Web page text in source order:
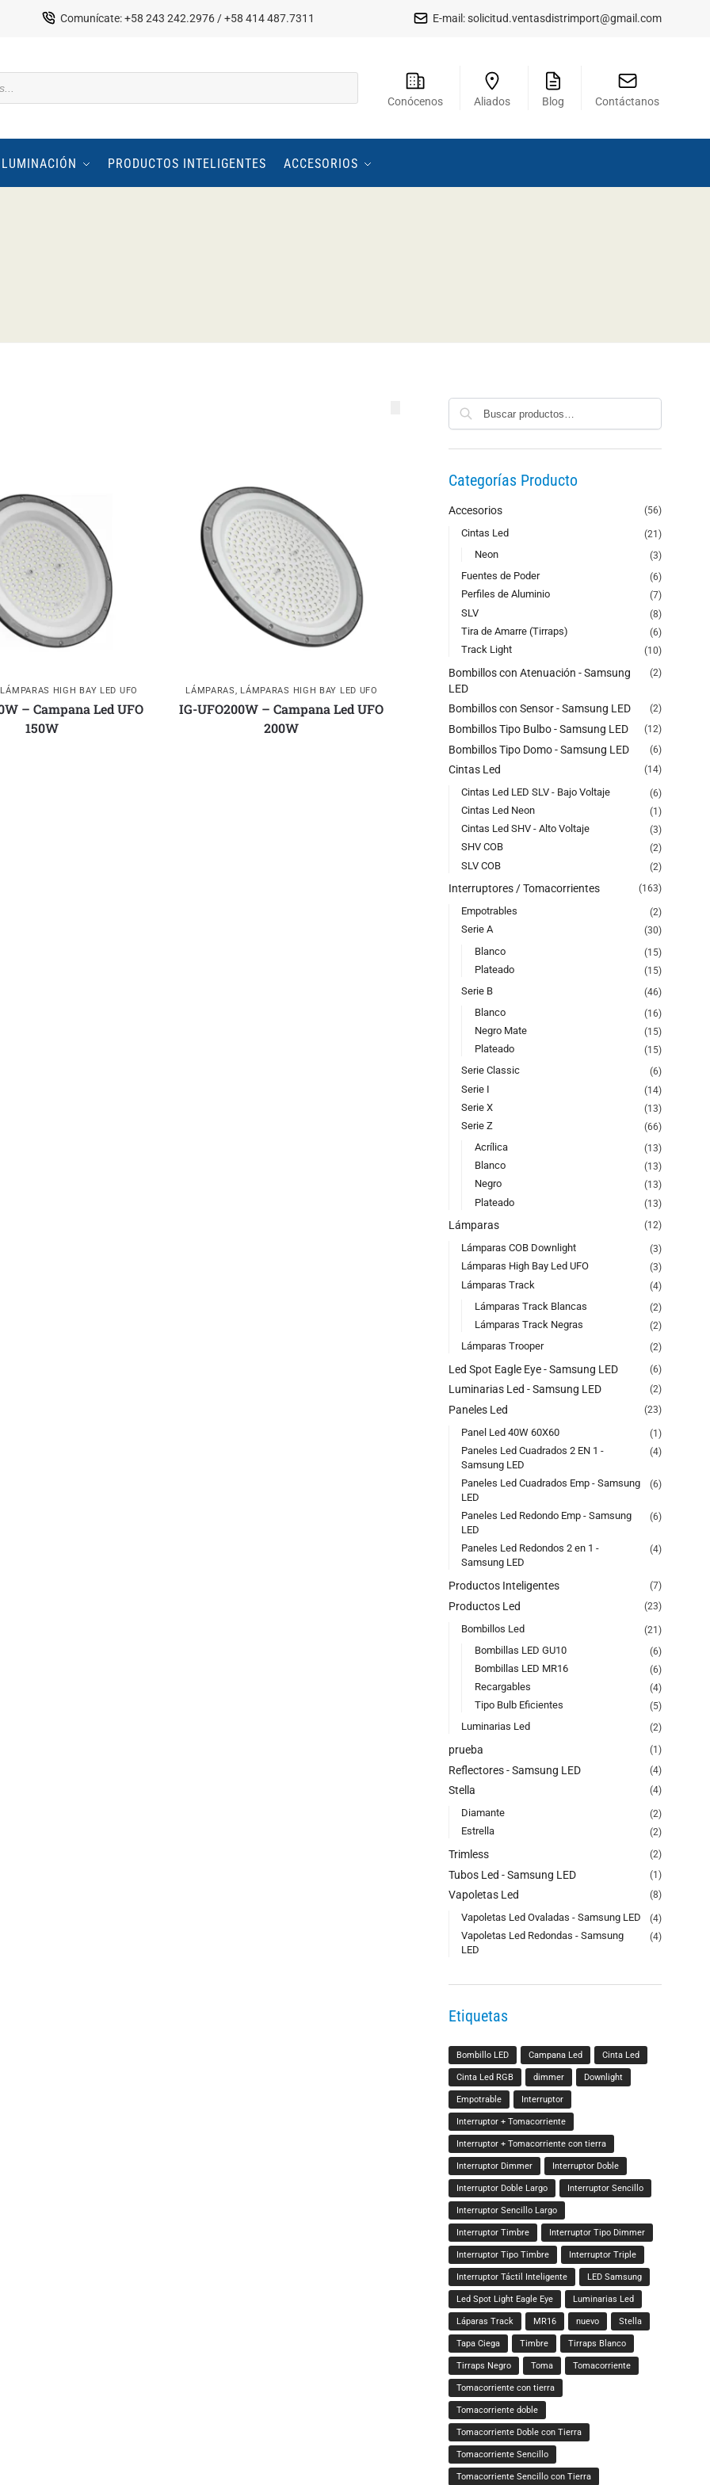
Comunícate: +58 243 242.2976 / +58 414 487.7311 E-mail:solicitud.ventasdistrimport@gmail.com
Conócenos Aliados Blog Contáctanos
PRODUCTOS INTELIGENTES ACCESORIOS
LÁMPARAS HIGH BAY LED UFO
– Campana Led UFO
150W
LÁMPARAS, LÁMPARAS HIGH BAY LED UFO
IG-UFO200W – Campana Led UFO
200W
Categorías Producto
Accesorios (56)
Cintas Led (21)
Neon (3)
Fuentes de Poder (6)
Perfiles de Aluminio (7)
SLV (8)
Tira de Amarre (Tirraps) (6)
Track Light (10)
Bombillos con Atenuación - Samsung
LED
(2)
Bombillos con Sensor - Samsung LED (2)
Bombillos Tipo Bulbo - Samsung LED (12)
Bombillos Tipo Domo - Samsung LED (6)
Cintas Led (14)
Cintas Led LED SLV - Bajo Voltaje (6)
Cintas Led Neon (1)
Cintas Led SHV - Alto Voltaje (3)
SHV COB (2)
SLV COB (2)
Interruptores / Tomacorrientes (163)
Empotrables (2)
Serie A (30)
Blanco (15)
Plateado (15)
Serie B (46)
Blanco (16)
Negro Mate (15)
Plateado (15)
Serie Classic (6)
Serie I (14)
Serie X (13)
Serie Z (66)
Acrílica (13)
Blanco (13)
Negro (13)
Plateado (13)
Lámparas (12)
Lámparas COB Downlight (3)
Lámparas High Bay Led UFO (3)
Lámparas Track (4)
Lámparas Track Blancas (2)
Lámparas Track Negras (2)
Lámparas Trooper (2)
Led Spot Eagle Eye - Samsung LED (6)
Luminarias Led - Samsung LED (2)
Paneles Led (23)
Panel Led 40W 60X60 (1)
Paneles Led Cuadrados 2 EN 1 -
Samsung LED
(4)
Paneles Led Cuadrados Emp - Samsung
LED
(6)
Paneles Led Redondo Emp - Samsung
LED
(6)
Paneles Led Redondos 2 en 1 -
Samsung LED
(4)
Productos Inteligentes (7)
Productos Led (23)
Bombillos Led (21)
Bombillas LED GU10 (6)
Bombillas LED MR16 (6)
Recargables (4)
Tipo Bulb Eficientes (5)
Luminarias Led (2)
prueba (1)
Reflectores - Samsung LED (4)
Stella (4)
Diamante (2)
Estrella (2)
Trimless (2)
Tubos Led - Samsung LED (1)
Vapoletas Led (8)
Vapoletas Led Ovaladas - Samsung LED (4)
Vapoletas Led Redondas - Samsung
LED
(4)
Etiquetas
Bombillo LED Campana Led Cinta Led
Cinta Led RGB dimmer Downlight
Empotrable Interruptor
Interruptor + Tomacorriente
Interruptor + Tomacorriente con tierra
Interruptor Dimmer Interruptor Doble
Interruptor Doble Largo Interruptor Sencillo
Interruptor Sencillo Largo
Interruptor Timbre Interruptor Tipo Dimmer
Interruptor Tipo Timbre Interruptor Triple
Interruptor Táctil Inteligente LED Samsung
Led Spot Light Eagle Eye Luminarias Led
Láparas Track MR16 nuevo Stella
Tapa Ciega Timbre Tirraps Blanco
Tirraps Negro Toma Tomacorriente
Tomacorriente con tierra
Tomacorriente doble
Tomacorriente Doble con Tierra
Tomacorriente Sencillo
Tomacorriente Sencillo con Tierra